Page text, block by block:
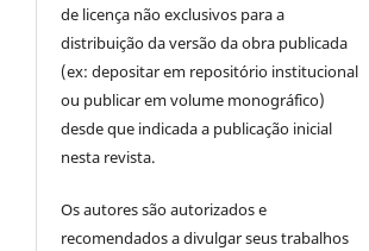
de licença não exclusivos para a
distribuição da versão da obra publicada
(ex: depositar em repositório institucional
ou publicar em volume monográfico)
desde que indicada a publicação inicial
nesta revista.
Os autores são autorizados e
recomendados a divulgar seus trabalhos